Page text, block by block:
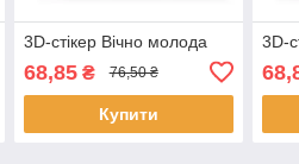
3D-стікер Вічно молода
68,85₴ 76,50 ₴
Купити
3D-